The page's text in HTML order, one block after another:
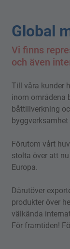
Global
Vi finns
och även
Till våra kunder
inom områdena
båttillverkning
Förutom vårt
stolta över att
Europa.
Därutöver
produkter över
välkända
För framtiden!